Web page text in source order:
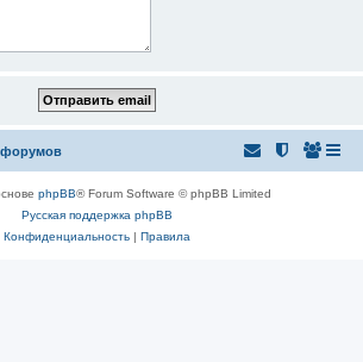
phpBB® Forum Software © phpBB Limited
Русская поддержка phpBB
Конфиденциальность| Правила